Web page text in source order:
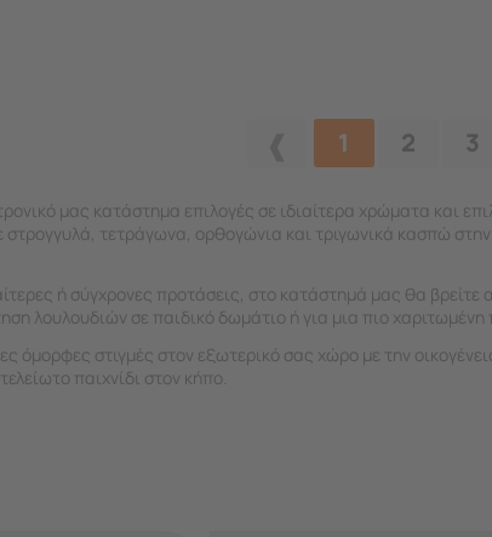
1 2 3
μας κατάστημα επιλογές σε ιδιαίτερα χρώματα και
στρογγυλά, τετράγωνα, ορθογώνια και τριγωνικά κασπώ
ή σύγχρονες προτάσεις, στο κατάστημά μας θα
λουλουδιών σε παιδικό δωμάτιο ή για μια πιο χαριτωμένη
όμορφες στιγμές στον εξωτερικό σας χώρο με την
παιχνίδι στον κήπο.